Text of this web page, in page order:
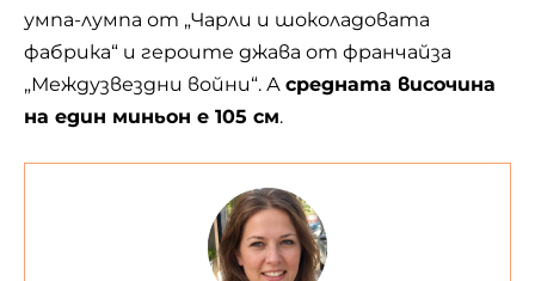
умпа-лумпа от „Чарли и шоколадовата
фабрика“ и героите джава от франчайза
„Междузвездни войни“. А средната височина
на един миньон е 105 см.